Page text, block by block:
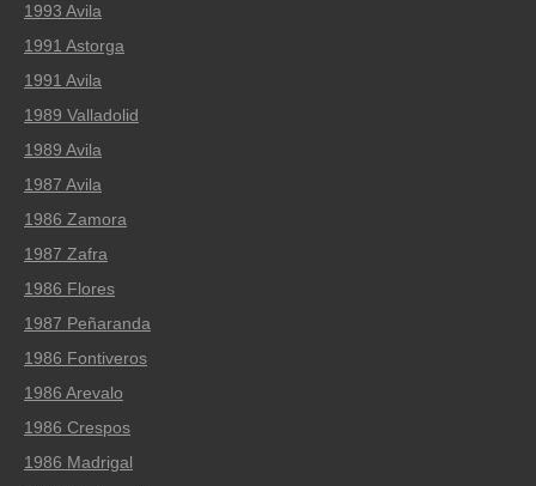
1993 Avila
1991 Astorga
1991 Avila
1989 Valladolid
1989 Avila
1987 Avila
1986 Zamora
1987 Zafra
1986 Flores
1987 Peñaranda
1986 Fontiveros
1986 Arevalo
1986 Crespos
1986 Madrigal